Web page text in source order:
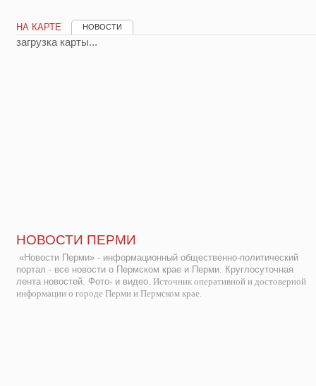
НА КАРТЕ НОВОСТИ
загрузка карты...
НОВОСТИ ПЕРМИ
«Новости Перми» - информационный общественно-политический
портал - все новости о Пермском крае и Перми. Круглосуточная
лента новостей. Фото- и видео. Источник оперативной и достоверной
информации о городе Перми и Пермском крае.